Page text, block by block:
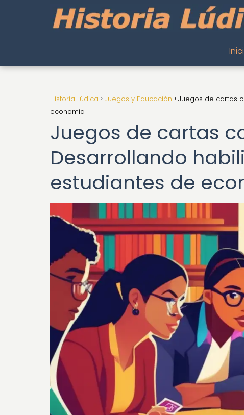
Historia Lúdica Juegos y Educación
Juegos de cartas
economía
Juegos de cartas
Desarrollando
estudiantes de